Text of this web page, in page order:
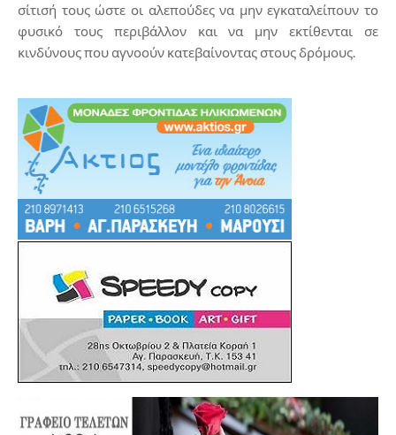
σίτισή τους ώστε οι αλεπούδες να μην εγκαταλείπουν το
φυσικό τους περιβάλλον και να μην εκτίθενται σε
κινδύνους που αγνοούν κατεβαίνοντας στους δρόμους.